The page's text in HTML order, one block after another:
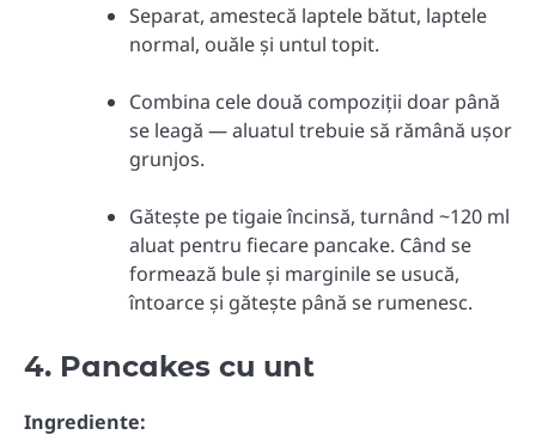
Separat, amestecă laptele bătut, laptele
normal, ouăle și untul topit.
Combina cele două compoziții doar până
se leagă — aluatul trebuie să rămână ușor
grunjos.
Gătește pe tigaie încinsă, turnând ~120 ml
aluat pentru fiecare pancake. Când se
formează bule și marginile se usucă,
întoarce și gătește până se rumenesc.
4. Pancakes cu unt
Ingrediente: